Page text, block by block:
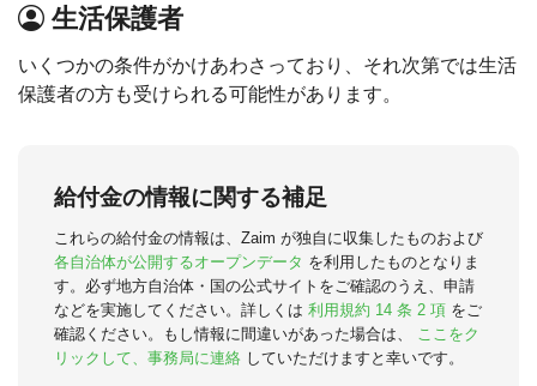
生活保護者
いくつかの条件がかけあわさっており、それ次第では生活
保護者の方も受けられる可能性があります。
給付金の情報に関する補足
これらの給付金の情報は、Zaim が独自に収集したものおよび
各自治体が公開するオープンデータ を利用したものとなりま
す。必ず地方自治体・国の公式サイトをご確認のうえ、申請
などを実施してください。詳しくは 利用規約 14 条 2 項 をご
確認ください。もし情報に間違いがあった場合は、
ここをク
リックして、事務局に連絡 していただけますと幸いです。